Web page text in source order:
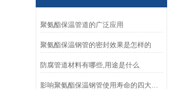
聚氨酯保温管道的广泛应用
聚氨酯保温钢管的密封效果是怎样的
防腐管道材料有哪些,用途是什么